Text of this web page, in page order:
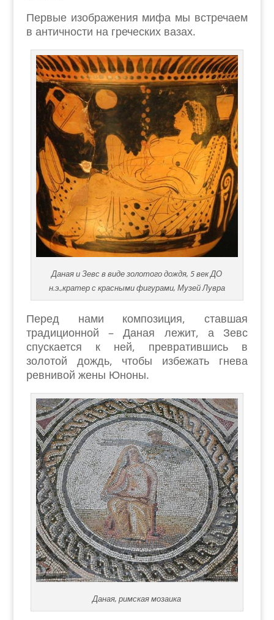
Первые изображения мифа мы встречаем
в античности на греческих вазах.
Даная и Зевс в виде золотого дождя, 5 век ДО
н.э.,кратер с красными фигурами, Музей Лувра
Перед нами композиция, ставшая
традиционной – Даная лежит, а Зевс
спускается к ней, превратившись в
золотой дождь, чтобы избежать гнева
ревнивой жены Юноны.
Даная, римская мозаика